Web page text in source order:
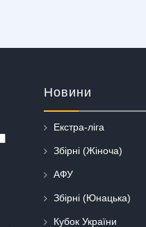
Новини
Екстра-ліга
Збірні (Жіноча)
АФУ
Збірні (Юнацька)
Кубок України